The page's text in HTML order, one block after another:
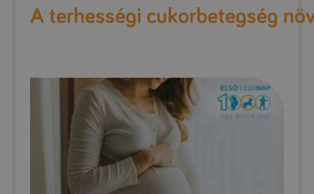
A terhességi cukorbetegség